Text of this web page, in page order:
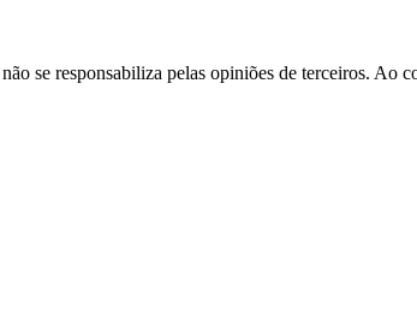
se responsabiliza pelas opiniões de terceiros. Ao